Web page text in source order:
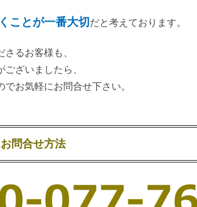
ことが一番大切 だと考えております。
るお客様も、
ざいましたら、
お気軽にお問合せ下さい。
お問合せ方法